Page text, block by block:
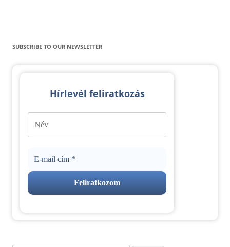
SUBSCRIBE TO OUR NEWSLETTER
Hírlevél feliratkozás